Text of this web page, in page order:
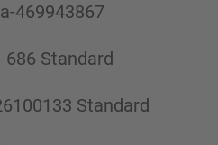
469943867
Standard
Standard